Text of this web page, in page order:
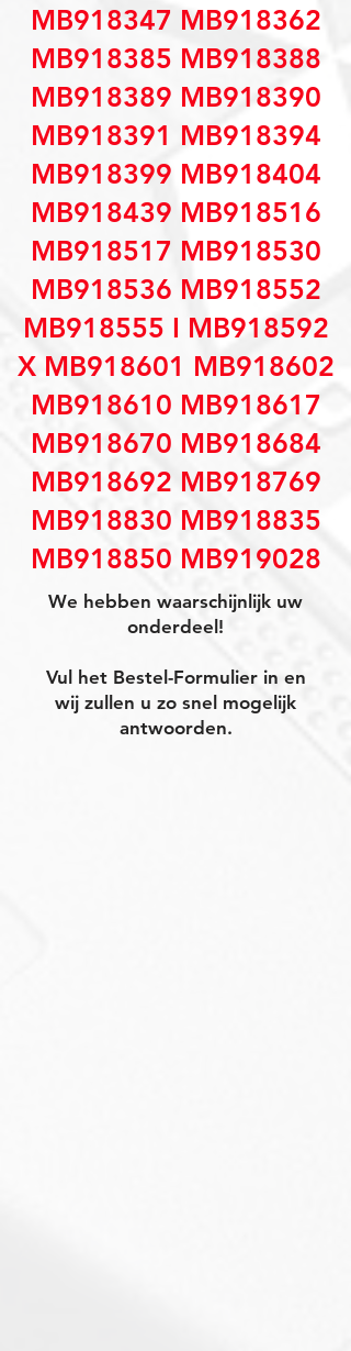
MB918347 MB918362
MB918385 MB918388
MB918389 MB918390
MB918391 MB918394
MB918399 MB918404
MB918439 MB918516
MB918517 MB918530
MB918536 MB918552
MB918555 I MB918592
X MB918601 MB918602
MB918610 MB918617
MB918670 MB918684
MB918692 MB918769
MB918830 MB918835
MB918850 MB919028
We hebben waarschijnlijk uw
onderdeel!
Vul het Bestel-Formulier in en
wij zullen u zo snel mogelijk
antwoorden.